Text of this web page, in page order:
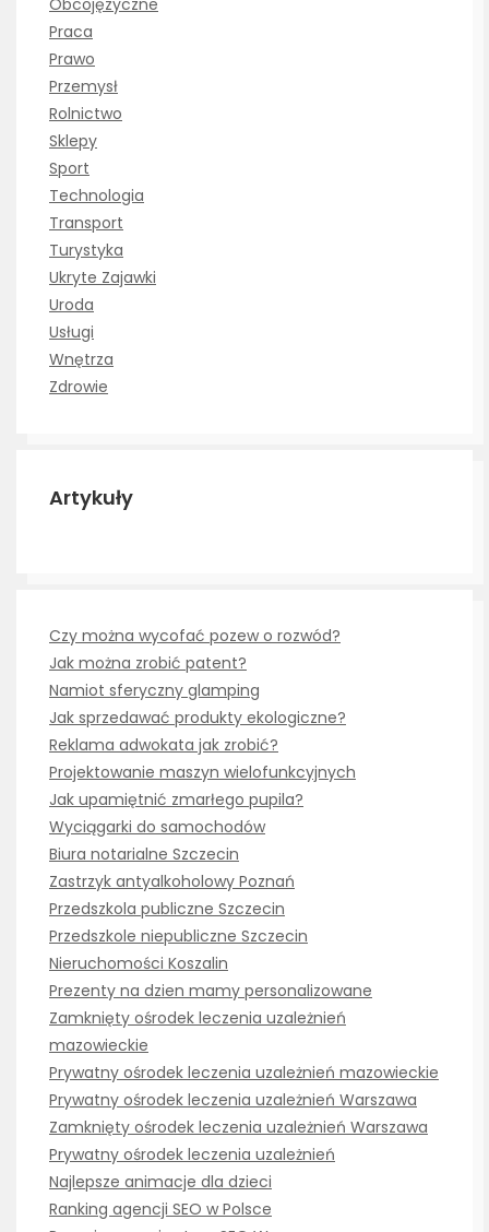
Praca
Prawo
Przemysł
Rolnictwo
Sklepy
Sport
Technologia
Transport
Turystyka
Ukryte Zajawki
Uroda
Usługi
Wnętrza
Zdrowie
Artykuły
Czy można wycofać pozew o rozwód?
Jak można zrobić patent?
Namiot sferyczny glamping
Jak sprzedawać produkty ekologiczne?
Reklama adwokata jak zrobić?
Projektowanie maszyn wielofunkcyjnych
Jak upamiętnić zmarłego pupila?
Wyciągarki do samochodów
Biura notarialne Szczecin
Zastrzyk antyalkoholowy Poznań
Przedszkola publiczne Szczecin
Przedszkole niepubliczne Szczecin
Nieruchomości Koszalin
Prezenty na dzien mamy personalizowane
Zamknięty ośrodek leczenia uzależnień
mazowieckie
Prywatny ośrodek leczenia uzależnień mazowieckie
Prywatny ośrodek leczenia uzależnień Warszawa
Zamknięty ośrodek leczenia uzależnień Warszawa
Prywatny ośrodek leczenia uzależnień
Najlepsze animacje dla dzieci
Ranking agencji SEO w Polsce